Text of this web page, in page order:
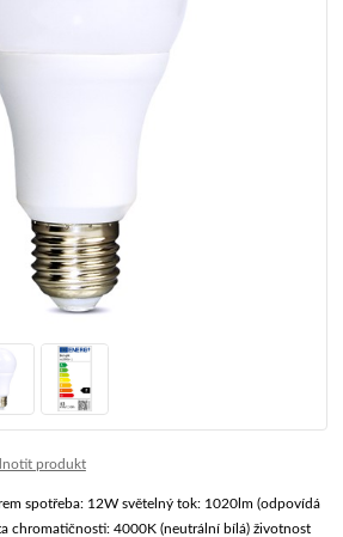
produkt
spotřeba: 12W světelný tok: 1020lm (odpovídá
chromatičnosti: 4000K (neutrální bílá) životnost